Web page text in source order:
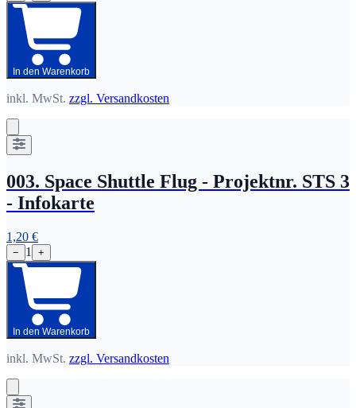
In den Warenkorb
inkl. MwSt. zzgl. Versandkosten
003. Space Shuttle Flug - Projektnr. STS 3
- Infokarte
1,20 €
− 1 +
In den Warenkorb
inkl. MwSt. zzgl. Versandkosten